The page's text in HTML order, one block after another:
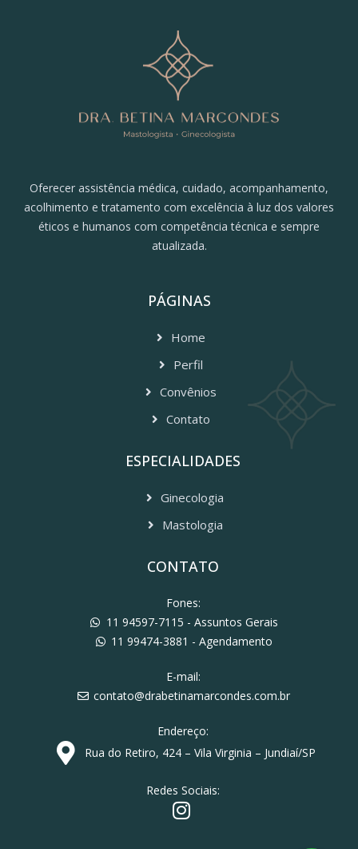
Oferecer assistência médica, cuidado, acompanhamento,
acolhimento e tratamento com excelência à luz dos valores
éticos e humanos com competência técnica e sempre
atualizada.
PÁGINAS
Home
Perfil
Convênios
Contato
ESPECIALIDADES
Ginecologia
Mastologia
CONTATO
Fones:
11 94597-7115 - Assuntos Gerais
11 99474-3881 - Agendamento
E-mail:
contato@drabetinamarcondes.com.br
Endereço:
Rua do Retiro, 424 – Vila Virginia – Jundiaí/SP
Redes Sociais: